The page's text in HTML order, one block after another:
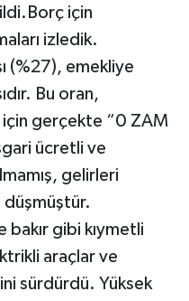
için
izledik.
(%27), emekliye
Bu oran,
için gerçekte “0 ZAM
ücretli ve
gelirleri
düşmüştür.
bakır gibi kıymetli
araçlar ve
sürdürdü. Yüksek